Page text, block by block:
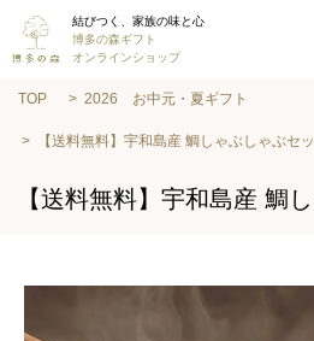
結びつく、家族の味と心
博多の森ギフト
オンラインショップ
TOP 2026 お中元・夏ギフト
【送料無料】宇和島産 鯛しゃぶしゃぶセ
【送料無料】宇和島産 鯛